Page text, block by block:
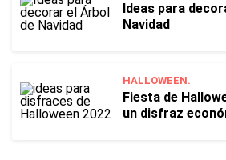
Ideas para
Navidad
HALLOWEEN.
Fiesta de
un disfraz